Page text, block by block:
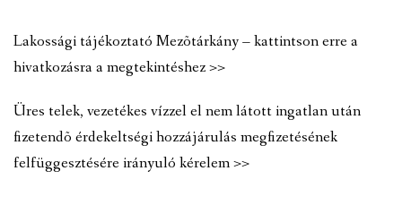
Lakossági tájékoztató Mezõtárkány – kattintson erre a
hivatkozásra a megtekintéshez >>
Üres telek, vezetékes vízzel el nem látott ingatlan után
fizetendõ érdekeltségi hozzájárulás megfizetésének
felfüggesztésére irányuló kérelem >>